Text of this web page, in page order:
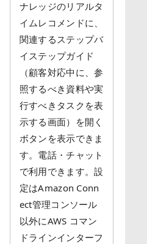
ナレッジのリアルタ
イムレコメンドに、
関連するステップバ
イステップガイド
（顧客対応中に、参
照するべき資料や実
行すべきタスクを表
示する画面）を開く
ボタンを表示できま
す。電話・チャット
で利用できます。設
定はAmazon Conn
ect管理コンソール
以外にAWS コマン
ドラインインターフ